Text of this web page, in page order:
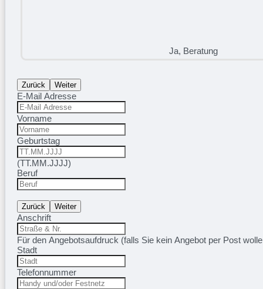
Ja, Beratung
Zurück Weiter
E-Mail Adresse
Vorname
Geburtstag
(TT.MM.JJJJ)
Beruf
Zurück Weiter
Anschrift
Für den Angebotsaufdruck (falls Sie kein Angebot per Post
Stadt
Telefonnummer